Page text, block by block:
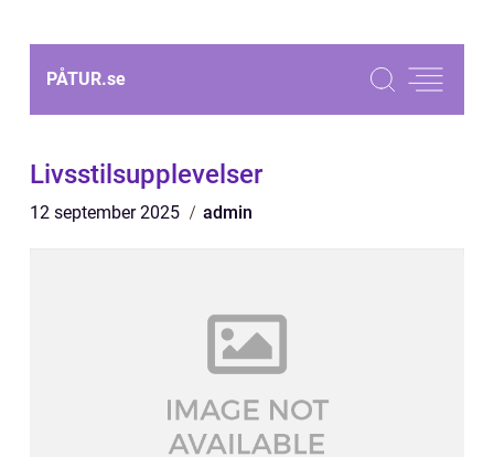
PÅTUR.se
Livsstilsupplevelser
12 september 2025 admin